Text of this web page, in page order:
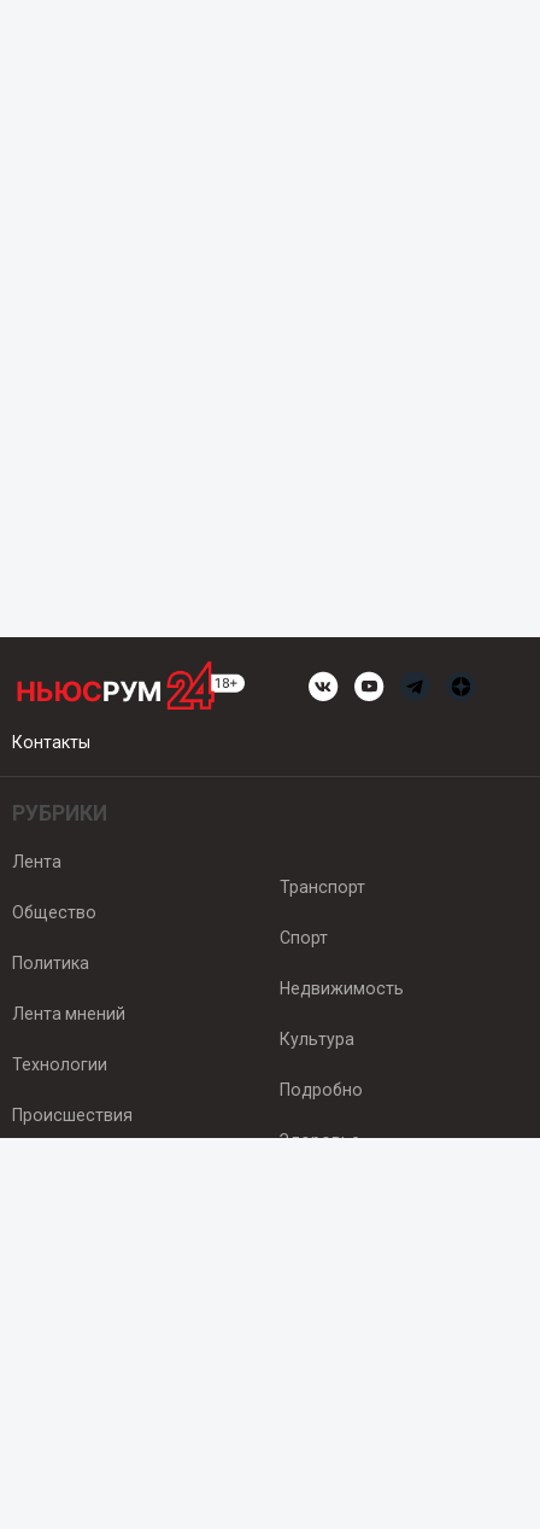
Контакты
РУБРИКИ
Лента
Общество
Политика
Лента мнений
Технологии
Происшествия
Транспорт
Спорт
Недвижимость
Культура
Подробно
Здоровье